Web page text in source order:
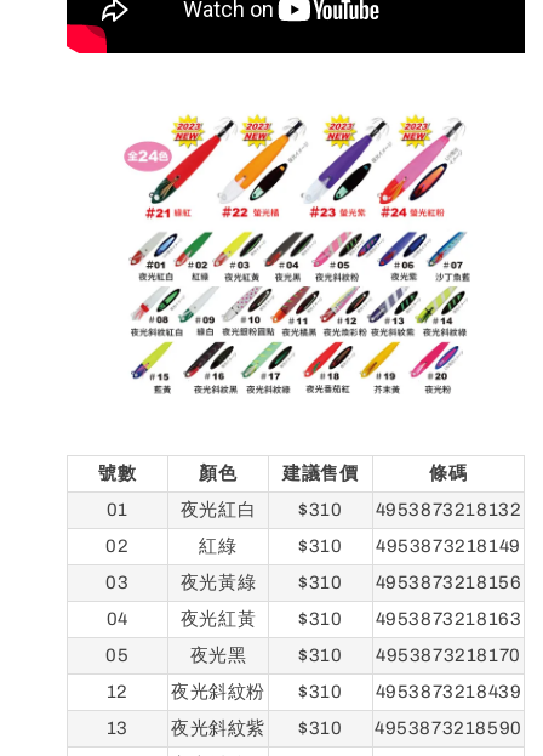
號數 顏色 建議售價
條碼
01
夜光紅白 $310
4953873218132
02
紅綠 $310
4953873218149
03
夜光黃綠 $310
4953873218156
04
夜光紅黃 $310
4953873218163
05
夜光黑 $310
4953873218170
12
夜光斜紋粉 $310
4953873218439
13
夜光斜紋紫 $310
4953873218590